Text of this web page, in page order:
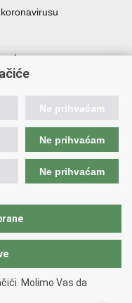
kriminaliteta
i digitalne
Ne prihvaćam
Ne prihvaćam
Ne prihvaćam
Molimo Vas da